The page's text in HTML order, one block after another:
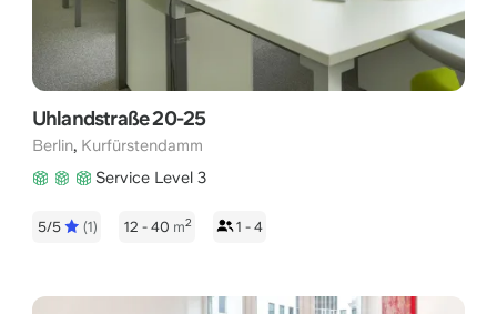
Uhlandstraße 20-25
Berlin, Kurfürstendamm
Service Level 3
5/5 (1) 12 - 40 m2 1 - 4